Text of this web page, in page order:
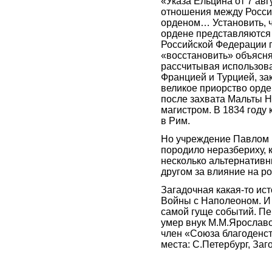
отношения между
орденом… Установить,
ордене
Российской Федерации
«восстановить»
рассчитывая
Францией и Турцией,
великое приорство
после захвата Мальты
магистром. В 1834 году
в Рим.
Но учреждение Павлом
породило неразбериху,
несколько
другом за влияние на
Загадочная какая-то
Войны с Наполеоном. И
самой гуще событий.
умер внук
член «Союза
места: С.Петербург,